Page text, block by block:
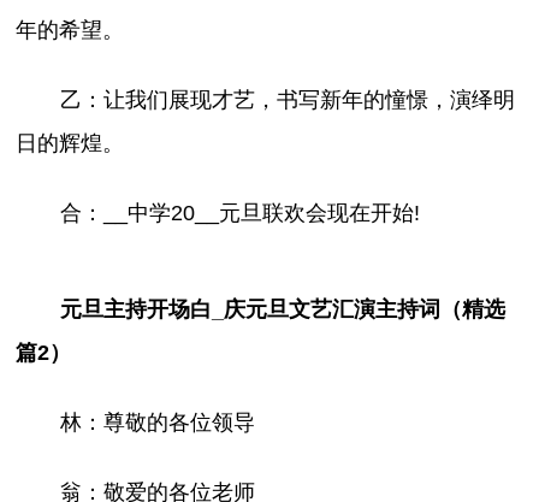
年的希望。
乙：让我们展现才艺，书写新年的憧憬，演绎明
日的辉煌。
合：__中学20__元旦联欢会现在开始!
元旦主持开场白_庆元旦文艺汇演主持词（精选
篇2）
林：尊敬的各位领导
翁：敬爱的各位老师